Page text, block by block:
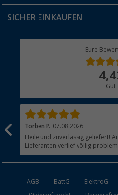
Jobs & Karriere
Rücksendung
SICHER EINKAUFEN
Eure
Gut
Torben P. 07.08.2026
Heile und zuverlässig geliefert!
Lieferanten verlief völlig
AGB BattG ElektroG